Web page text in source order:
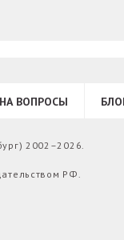
ВОПРОСЫ
2002–2026.
РФ.